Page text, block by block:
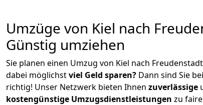
Umzüge von Kiel nach
Günstig umziehen
Sie planen einen Umzug von Kiel nach
dabei möglichstviel Geld sparen? Dann sind Sie
richtig! Unser Netzwerk bieten Ihnen zuverlässige
kostengünstige Umzugsdienstleistungen zu